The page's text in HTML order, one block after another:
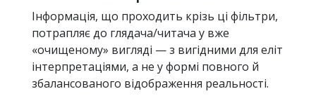
Інформація, що проходить крізь ці фільтри,
потрапляє до глядача/читача у вже
«очищеному» вигляді — з вигідними для еліт
інтерпретаціями, а не у формі повного й
збалансованого відображення реальності.